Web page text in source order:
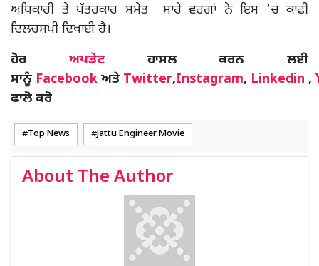
ਅਧਿਕਾਰੀ ਤੇ ਪੱਤਰਕਾਰ ਸਮੇਤ ਸਾਰੇ ਵਰਗਾਂ ਨੇ ਇਸ ‘ਚ ਕਾਫ਼ੀ
ਦਿਲਚਸਪੀ ਦਿਖਾਈ ਹੈ।
ਹੋਰ ਅਪਡੇਟਹਾਸਲ ਕਰਨ ਲਈ
ਸਾਨੂੰ Facebook ਅਤੇ Twitter,Instagram, Linkedin ,
ਫਾਲੋ ਕਰੋ
Top News Jattu Engineer Movie
About The Author